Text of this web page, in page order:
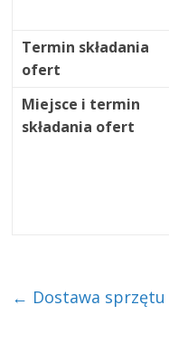
Termin składania
ofert
Miejsce i termin
składania ofert
← Dostawa